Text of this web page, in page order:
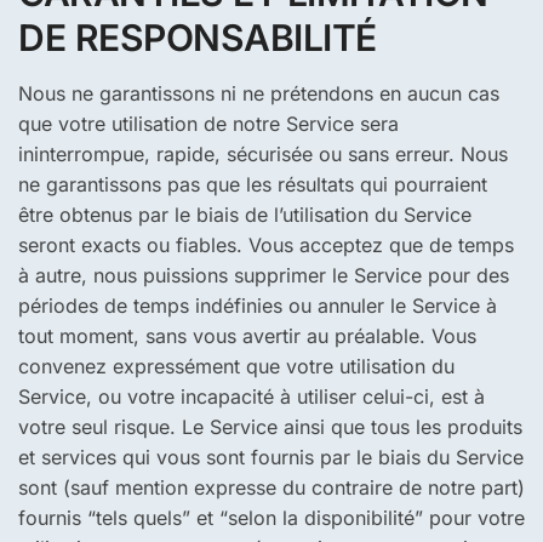
DE RESPONSABILITÉ
Nous ne garantissons ni ne prétendons en aucun cas
que votre utilisation de notre Service sera
ininterrompue, rapide, sécurisée ou sans erreur. Nous
ne garantissons pas que les résultats qui pourraient
être obtenus par le biais de l’utilisation du Service
seront exacts ou fiables. Vous acceptez que de temps
à autre, nous puissions supprimer le Service pour des
périodes de temps indéfinies ou annuler le Service à
tout moment, sans vous avertir au préalable. Vous
convenez expressément que votre utilisation du
Service, ou votre incapacité à utiliser celui-ci, est à
votre seul risque. Le Service ainsi que tous les produits
et services qui vous sont fournis par le biais du Service
sont (sauf mention expresse du contraire de notre part)
fournis “tels quels” et “selon la disponibilité” pour votre